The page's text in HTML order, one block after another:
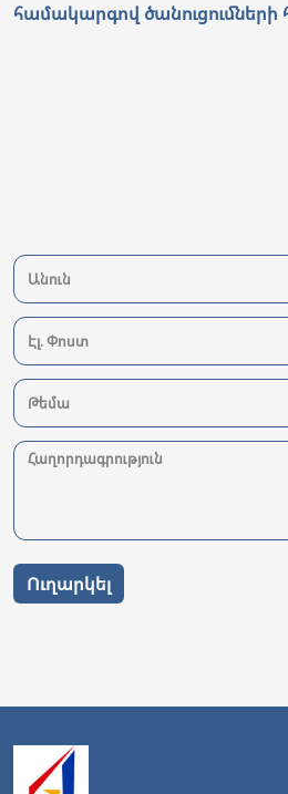
համակարգով
Ուղարկել